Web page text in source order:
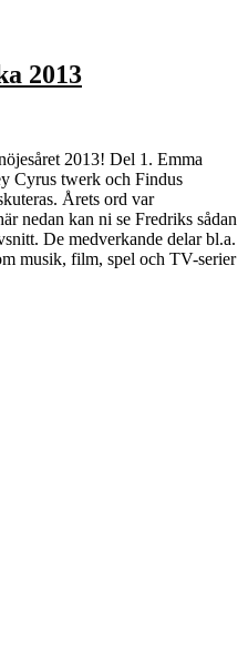
2013
2013! Del 1. Emma
Cyrus twerk och Findus
Årets ord var
nedan kan ni se Fredriks sådan
De medverkande delar bl.a.
musik, film, spel och TV-serier